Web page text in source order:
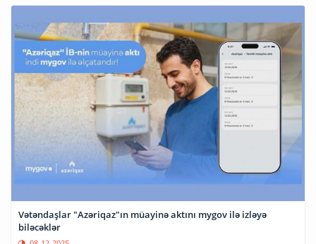
Vətəndaşlar "Azəriqaz"ın müayinə aktını mygov ilə izləyə
biləcəklər